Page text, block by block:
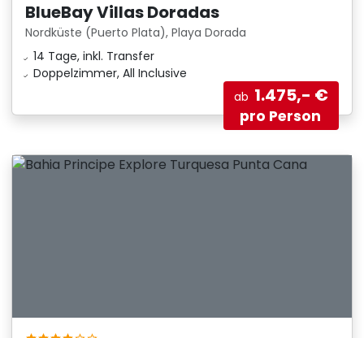
BlueBay Villas Doradas
Nordküste (Puerto Plata), Playa Dorada
14 Tage, inkl. Transfer
Doppelzimmer, All Inclusive
ab 1.475,- €
pro Person